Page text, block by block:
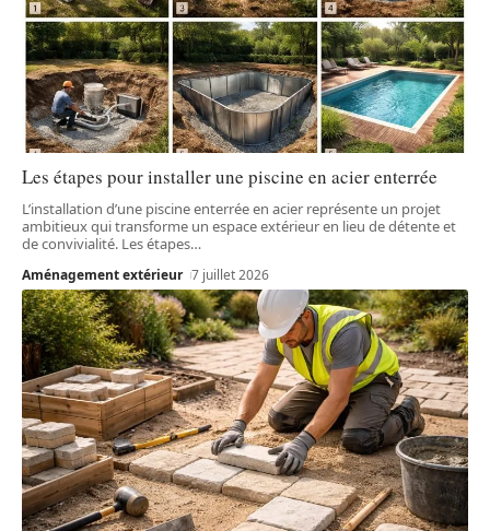
Les étapes pour installer une piscine en acier enterrée
L’installation d’une piscine enterrée en acier représente un projet
ambitieux qui transforme un espace extérieur en lieu de détente et
de convivialité. Les étapes…
Aménagement extérieur 7 juillet 2026